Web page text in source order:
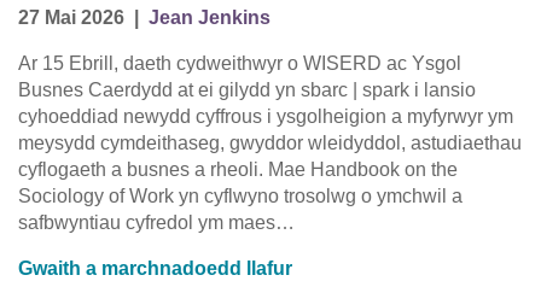
27 Mai 2026 Jean Jenkins
Ar 15 Ebrill, daeth cydweithwyr o WISERD ac Ysgol
Busnes Caerdydd at ei gilydd yn sbarc | spark i lansio
cyhoeddiad newydd cyffrous i ysgolheigion a myfyrwyr ym
meysydd cymdeithaseg, gwyddor wleidyddol, astudiaethau
cyflogaeth a busnes a rheoli. Mae Handbook on the
Sociology of Work yn cyflwyno trosolwg o ymchwil a
safbwyntiau cyfredol ym maes…
Gwaith a marchnadoedd llafur